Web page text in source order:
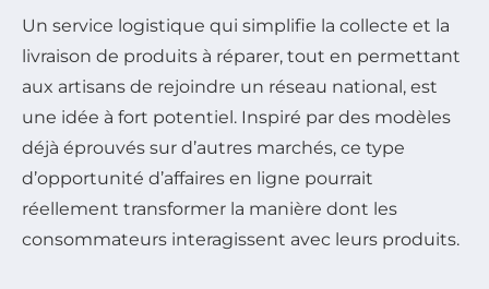
Un service logistique qui simplifie la collecte et la
livraison de produits à réparer, tout en permettant
aux artisans de rejoindre un réseau national, est
une idée à fort potentiel. Inspiré par des modèles
déjà éprouvés sur d’autres marchés, ce type
d’opportunité d’affaires en ligne pourrait
réellement transformer la manière dont les
consommateurs interagissent avec leurs produits.